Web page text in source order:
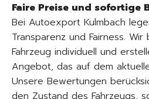
Faire Preise und sofortige
Bei Autoexport Kulmbach
Transparenz und Fairness.
Fahrzeug individuell und
Angebot, das auf dem
Unsere Bewertungen
den Zustand des Fahrzeugs,